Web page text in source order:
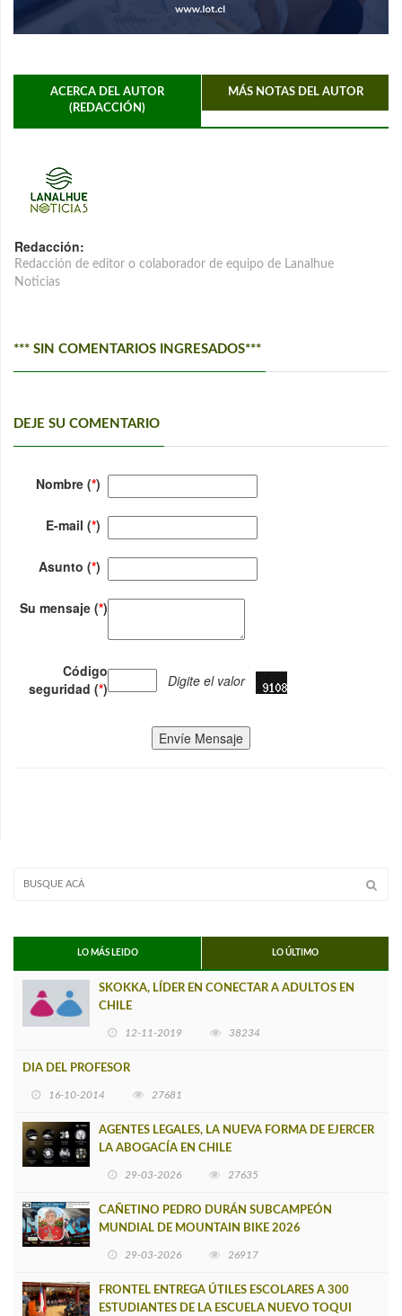
ACERCA DEL AUTOR
(REDACCIÓN)
MÁS NOTAS DEL AUTOR
Redacción:
Redacción de editor o colaborador de equipo de Lanalhue
Noticias
*** SIN COMENTARIOS INGRESADOS***
DEJE SU COMENTARIO
Nombre (*)
E-mail (*)
Asunto (*)
Su mensaje (*)
Código
seguridad (*) Digite el valor
Envíe Mensaje
LO MÁS LEIDO LO ÚLTIMO
SKOKKA, LÍDER EN CONECTAR A ADULTOS EN
CHILE
12-11-2019 38234
DIA DEL PROFESOR
16-10-2014 27681
AGENTES LEGALES, LA NUEVA FORMA DE EJERCER
LA ABOGACÍA EN CHILE
29-03-2026 27635
CAÑETINO PEDRO DURÁN SUBCAMPEÓN
MUNDIAL DE MOUNTAIN BIKE 2026
29-03-2026 26917
FRONTEL ENTREGA ÚTILES ESCOLARES A 300
ESTUDIANTES DE LA ESCUELA NUEVO TOQUI